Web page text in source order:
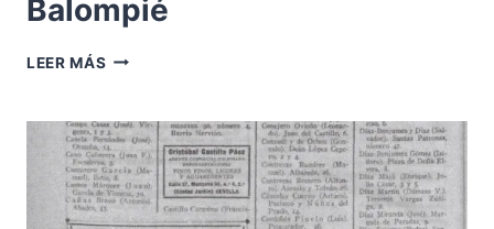
Balompié
LEER MÁS ROBERTO
MATA.-
PRESIDENTE
REAL
BETIS
BALOMPIÉ